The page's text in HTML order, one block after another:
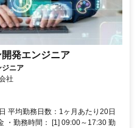
発エンジニア
ジニア
社
平均勤務日数：1ヶ月あたり20日
・勤務時間： [1] 09:00～17:30 勤